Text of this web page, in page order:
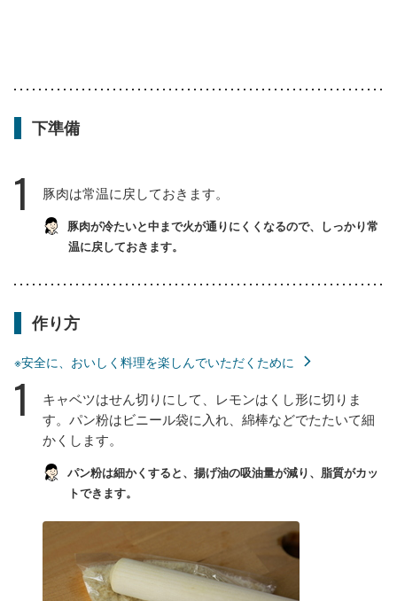
下準備
1 豚肉は常温に戻しておきます。
豚肉が冷たいと中まで火が通りにくくなるので、しっかり常
温に戻しておきます。
作り方
※安全に、おいしく料理を楽しんでいただくために
1
キャベツはせん切りにして、レモンはくし形に切りま
す。パン粉はビニール袋に入れ、綿棒などでたたいて細
かくします。
パン粉は細かくすると、揚げ油の吸油量が減り、脂質がカッ
トできます。